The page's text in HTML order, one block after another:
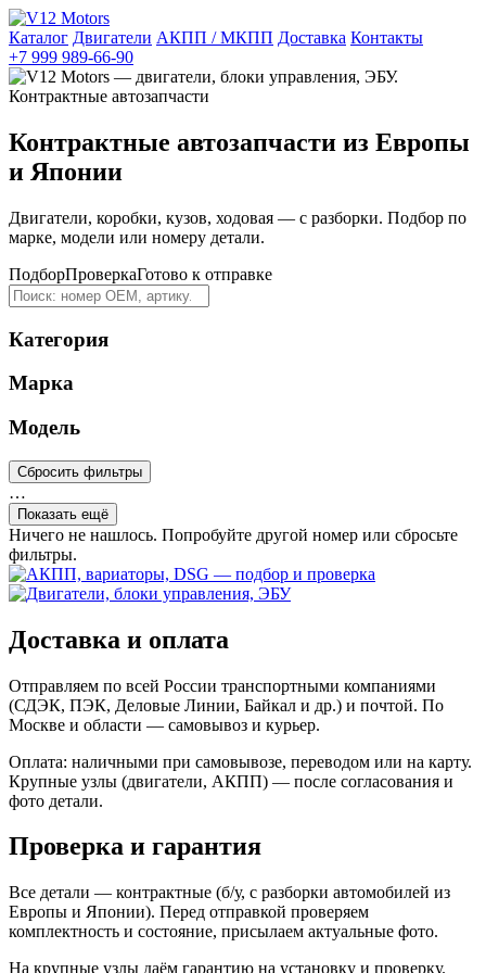
Каталог Двигатели АКПП / МКПП Доставка Контакты
+7 999 989-66-90
Контрактные автозапчасти из Европы
и Японии
Двигатели, коробки, кузов, ходовая — с разборки. Подбор по
марке, модели или номеру детали.
ПодборПроверкаГотово к отправке
Категория
Марка
Модель
Сбросить фильтры
…
Показать ещё
Ничего не нашлось. Попробуйте другой номер или сбросьте
фильтры.
Доставка и оплата
Отправляем по всей России транспортными компаниями
(СДЭК, ПЭК, Деловые Линии, Байкал и др.) и почтой. По
Москве и области — самовывоз и курьер.
Оплата: наличными при самовывозе, переводом или на карту.
Крупные узлы (двигатели, АКПП) — после согласования и
фото детали.
Проверка и гарантия
Все детали — контрактные (б/у, с разборки автомобилей из
Европы и Японии). Перед отправкой проверяем
комплектность и состояние, присылаем актуальные фото.
На крупные узлы даём гарантию на установку и проверку.